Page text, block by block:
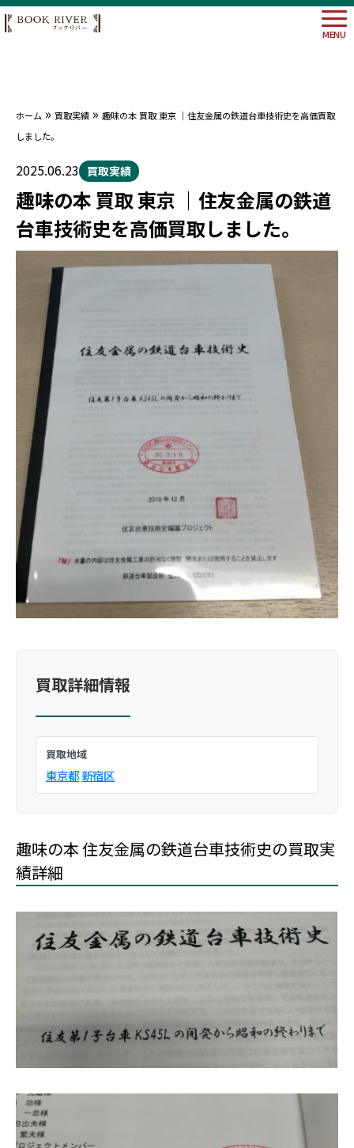
大阪府
神奈川
東京都
MENU
ホーム » 買取実績 » 趣味の本 買取 東京 ｜住友金属の鉄道台車技術史を高価買取
しました。
2025.06.23 買取実績
趣味の本 買取 東京 ｜住友金属の鉄道
台車技術史を高価買取しました。
買取詳細情報
買取地域
東京都新宿区
趣味の本 住友金属の鉄道台車技術史の買取実
績詳細